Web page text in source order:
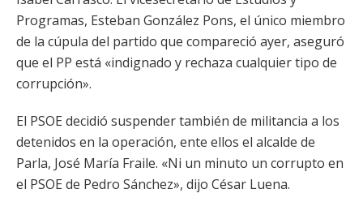
Programas, Esteban González Pons, el único miembro
de la cúpula del partido que compareció ayer, aseguró
que el PP está «indignado y rechaza cualquier tipo de
corrupción».
El PSOE decidió suspender también de militancia a los
detenidos en la operación, ente ellos el alcalde de
Parla, José María Fraile. «Ni un minuto un corrupto en
el PSOE de Pedro Sánchez», dijo César Luena.